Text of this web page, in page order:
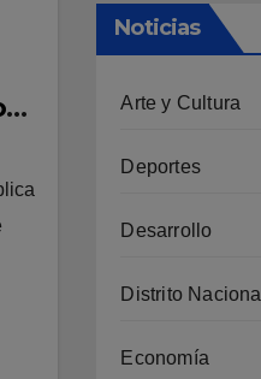
Noticias
Arte y Cultura
Deportes
Desarrollo
Distrito Nacional
Economía